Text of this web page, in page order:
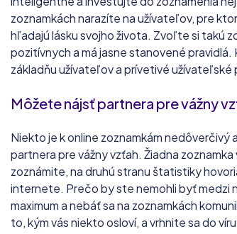
zoznamkách narazíte na užívateľov, pre
hľadajú lásku svojho života. Zvoľte si takú
pozitívnych a má jasne stanovené
základňu užívateľov a prívetivé užívateľské
Môžete nájsť partnera pre vážny
Niekto je k online zoznamkám nedôverčivý
partnera pre vážny vzťah. Žiadna
zoznámite, na druhú stranu štatistiky
internete. Prečo by ste nemohli byť medzi
maximum a nebáť sa na zoznamkách
to, kým vás niekto osloví, a vrhnite sa do